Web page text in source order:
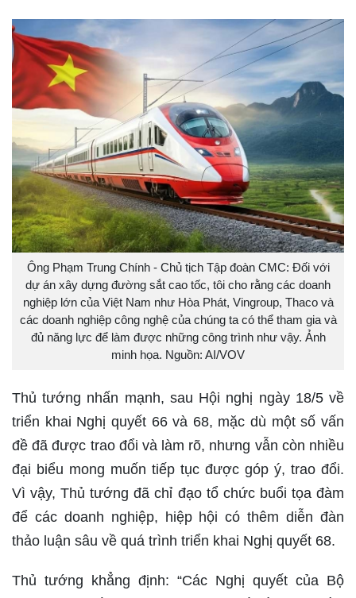
Ông Phạm Trung Chính - Chủ tịch Tập đoàn CMC: Đối với
dự án xây dựng đường sắt cao tốc, tôi cho rằng các doanh
nghiệp lớn của Việt Nam như Hòa Phát, Vingroup, Thaco và
các doanh nghiệp công nghệ của chúng ta có thể tham gia và
đủ năng lực để làm được những công trình như vậy. Ảnh
minh họa. Nguồn: AI/VOV
Thủ tướng nhấn mạnh, sau Hội nghị ngày 18/5 về
triển khai Nghị quyết 66 và 68, mặc dù một số vấn
đề đã được trao đổi và làm rõ, nhưng vẫn còn nhiều
đại biểu mong muốn tiếp tục được góp ý, trao đổi.
Vì vậy, Thủ tướng đã chỉ đạo tổ chức buổi tọa đàm
để các doanh nghiệp, hiệp hội có thêm diễn đàn
thảo luận sâu về quá trình triển khai Nghị quyết 68.
Thủ tướng khẳng định: “Các Nghị quyết của Bộ